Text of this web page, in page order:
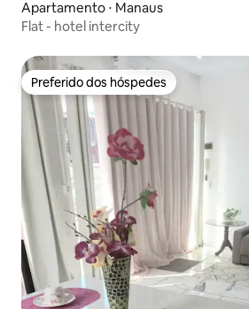
Apartamento ⋅ Manaus
Flat - hotel intercity
Preferido dos hóspedes
Preferido dos hóspedes